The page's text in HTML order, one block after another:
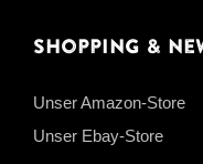
Shopping &
Unser Amazon-Store
Unser Ebay-Store